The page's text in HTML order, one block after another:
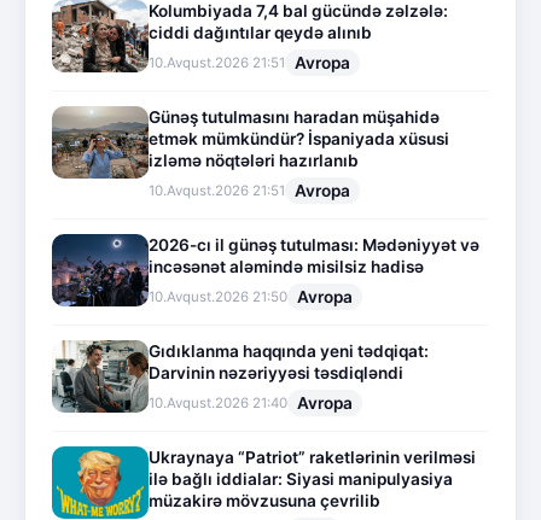
Kolumbiyada 7,4 bal gücündə zəlzələ:
ciddi dağıntılar qeydə alınıb
10.Avqust.2026 21:51 Avropa
Günəş tutulmasını haradan müşahidə
etmək mümkündür? İspaniyada xüsusi
izləmə nöqtələri hazırlanıb
10.Avqust.2026 21:51 Avropa
2026-cı il günəş tutulması: Mədəniyyət və
incəsənət aləmində misilsiz hadisə
10.Avqust.2026 21:50 Avropa
Gıdıklanma haqqında yeni tədqiqat:
Darvinin nəzəriyyəsi təsdiqləndi
10.Avqust.2026 21:40 Avropa
Ukraynaya “Patriot” raketlərinin verilməsi
ilə bağlı iddialar: Siyasi manipulyasiya
müzakirə mövzusuna çevrilib